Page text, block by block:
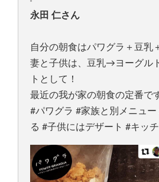
永田 仁さん
自分の朝食はパワグラ＋豆乳
妻と子供は、豆乳→ヨーグル
トとして！
最近の我が家の朝食の定番で
#パワグラ #家族と別メニュ
る #子供にはデザート #キッ